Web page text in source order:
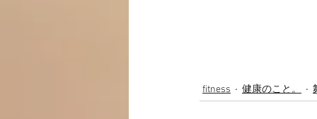
fitness 健康のこと。